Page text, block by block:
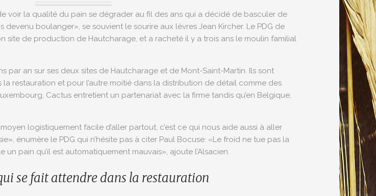
de voir la qualité du pain se dégrader au fil des ans qui a décidé de basculer de
devenu boulanger», se souvient le sourire aux lèvres Jean Kircher. Le PDG de
site de production de Hautcharage, et a racheté il y a trois ans le moulin familial
par an sur ses deux sites de Hautcharage et de Mont-Saint-Martin. Ils sont
restauration et pour l’autre moitié dans la distribution de détail comme des
Cactus entretient un partenariat avec la firme tandis qu’en Belgique,
logistiquement facile d’aller partout, c’est ce qui nous aide aussi à aller
énumère le PDG qui n’hésite pas à citer Paul Bocuse: «Le froid ne tue pas la
un pain qu’il est automatiquement mauvais», ajoute l’Alsacien.
se fait attendre dans la restauration